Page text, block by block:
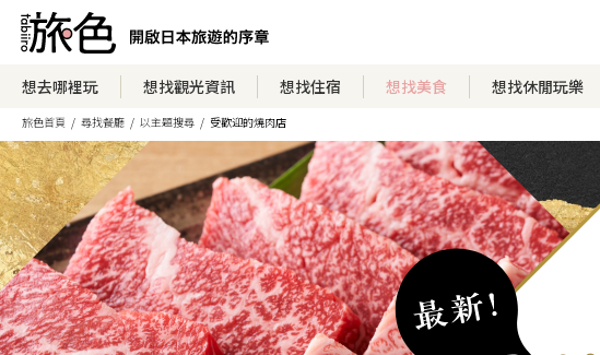
想去哪裡玩 想找觀光資訊 想找住宿 想找美食 想找休閒玩樂
旅色首頁 尋找餐廳 以主題搜尋 受歡迎的燒肉店